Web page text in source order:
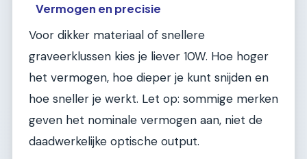
Vermogen en precisie
Voor dikker materiaal of snellere
graveerklussen kies je liever 10W. Hoe hoger
het vermogen, hoe dieper je kunt snijden en
hoe sneller je werkt. Let op: sommige merken
geven het nominale vermogen aan, niet de
daadwerkelijke optische output.